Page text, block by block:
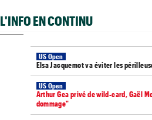
L'INFO EN CONTINU
US Open
Elsa Jacquemot va éviter les
US Open
Arthur Gea privé de wild-card, Gaël
dommage"